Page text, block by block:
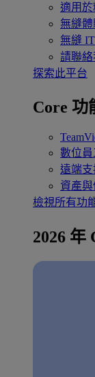
適用
無縫
無縫
請聯
探索此平台
Core 功
數位
遠端支
資產
檢視所有功
2026 年